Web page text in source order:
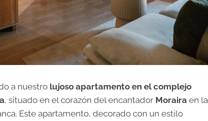
a nuestro lujoso apartamento en el complejo
, situado en el corazón del encantador Moraira en la
Este apartamento, decorado con un estilo